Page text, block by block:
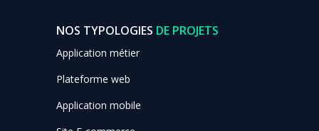
NOS TYPOLOGIES DE PROJETS
Application métier
Plateforme web
Application mobile